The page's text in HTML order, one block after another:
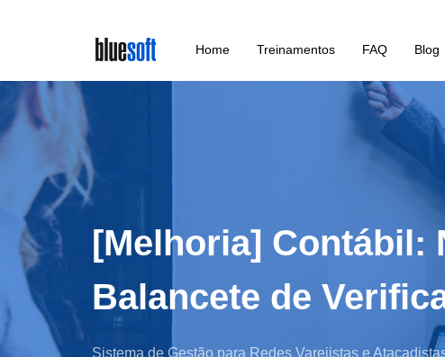
main
content
Home Treinamentos FAQ Blog
[Melhoria] Contábil:
Balancete de
Sistema de Gestão para Redes Varejistas e